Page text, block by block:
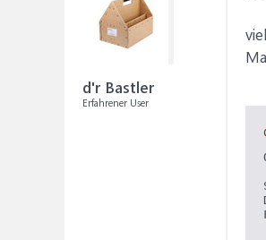
d'r Bastler
Erfahrener User